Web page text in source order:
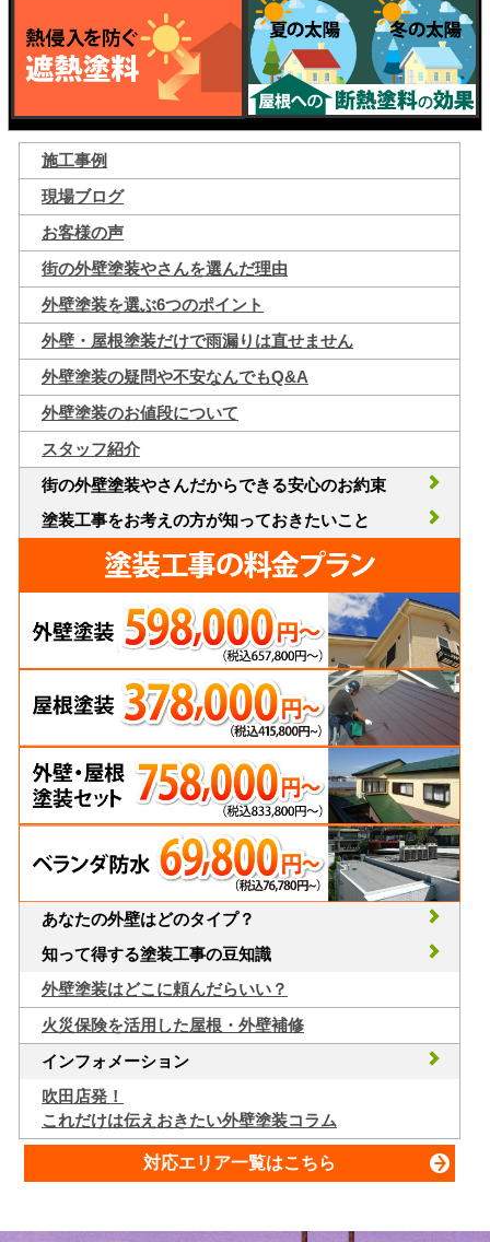
施工事例
現場ブログ
お客様の声
街の外壁塗装やさんを選んだ理由
外壁塗装を選ぶ6つのポイント
外壁・屋根塗装だけで雨漏りは直せません
外壁塗装の疑問や不安なんでもQ&A
外壁塗装のお値段について
スタッフ紹介
街の外壁塗装やさんだからできる安心のお約束
塗装工事をお考えの方が知っておきたいこと
あなたの外壁はどのタイプ？
知って得する塗装工事の豆知識
外壁塗装はどこに頼んだらいい？
火災保険を活用した屋根・外壁補修
インフォメーション
吹田店発！
これだけは伝えおきたい外壁塗装コラム
対応エリア一覧はこちら